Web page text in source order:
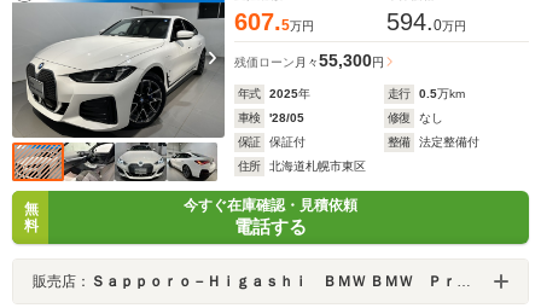
607.5万円 594.0万円
残価ローン 月々55,300円
年式 2025年 走行 0.5万km
車検
'28/05 修復
なし
保証
保証付 整備
法定整備付
住所
北海道札幌市東区
無
料
今すぐ在庫確認・見積依頼
電話する
販売店： Ｓａｐｐｏｒｏ－Ｈｉｇａｓｈｉ ＢＭＷ ＢＭＷ Ｐｒｅｍｉｕｍ Ｓｅｌｅｃｔｉｏｎ 札幌東